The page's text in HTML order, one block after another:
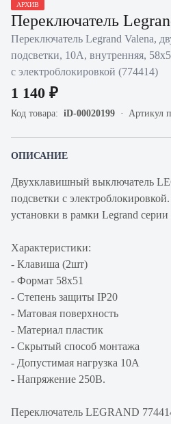
АРХИВ
Переключатель
Переключатель Legrand Valena,
подсветки, 10А, внутренняя,
с электроблокировкой (774414)
1 140 ₽
Код товара: iD-00020199 Артикул
ОПИСАНИЕ
Двухклавишный выключатель
подсветки с
установки в рамки Legrand серии
Характеристики:
- Клавиша (2шт)
- Формат 58x51
- Степень защиты IP20
- Матовая поверхность
- Материал пластик
- Скрытый способ монтажа
- Допустимая нагрузка 10A
- Напряжение 250В.
Переключатель LEGRAND